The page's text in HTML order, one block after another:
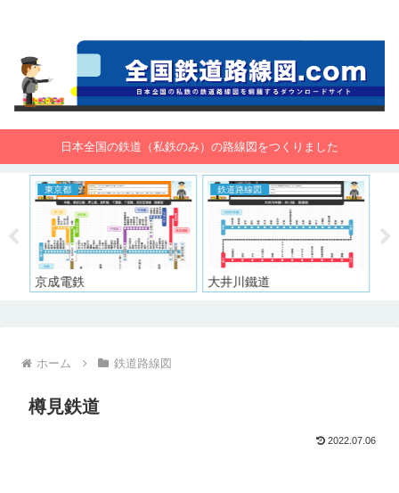
日本全国の鉄道（私鉄のみ）の路線図をつくりました
東京都
京成電鉄
鉄道路線図
大井川鐵道
ホーム 鉄道路線図
樽見鉄道
2022.07.06